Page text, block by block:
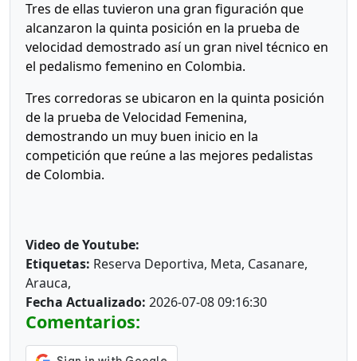
Tres de ellas tuvieron una gran figuración que
alcanzaron la quinta posición en la prueba de
velocidad demostrado así un gran nivel técnico en
el pedalismo femenino en Colombia.
Tres corredoras se ubicaron en la quinta posición
de la prueba de Velocidad Femenina,
demostrando un muy buen inicio en la
competición que reúne a las mejores pedalistas
de Colombia.
Video de Youtube:
Etiquetas: Reserva Deportiva, Meta, Casanare,
Arauca,
Fecha Actualizado: 2026-07-08 09:16:30
Comentarios: